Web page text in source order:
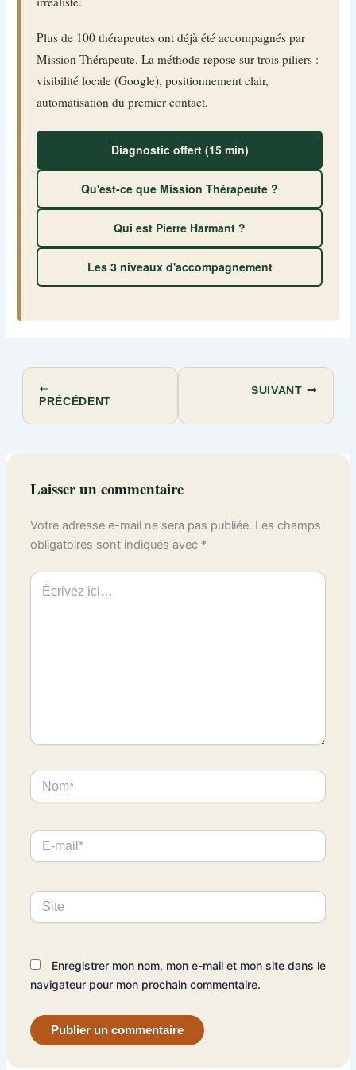
Plus de 100 thérapeutes ont déjà été accompagnés par
Mission Thérapeute. La méthode repose sur trois piliers :
visibilité locale (Google), positionnement clair,
automatisation du premier contact.
Diagnostic offert (15 min)
Qu'est-ce que Mission Thérapeute ?
Qui est Pierre Harmant ?
Les 3 niveaux d'accompagnement
PRÉCÉDENT
SUIVANT
Laisser un commentaire
Votre adresse e-mail ne sera pas publiée. Les champs
obligatoires sont indiqués avec *
Écrivez
ici…
Nom*
E-
mail*
Site
Enregistrer mon nom, mon e-mail et mon site dans le
navigateur pour mon prochain commentaire.